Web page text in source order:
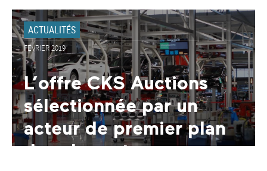
ACTUALITÉS
FÉVRIER 2019
L’offre CKS Auctions
sélectionnée par un
acteur de premier plan
dans le secteur